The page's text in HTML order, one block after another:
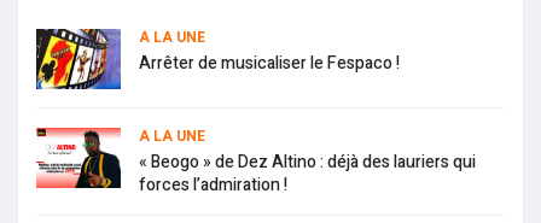
A LA UNE
Arrêter de musicaliser le Fespaco !
A LA UNE
« Beogo » de Dez Altino : déjà des lauriers qui
forces l’admiration !